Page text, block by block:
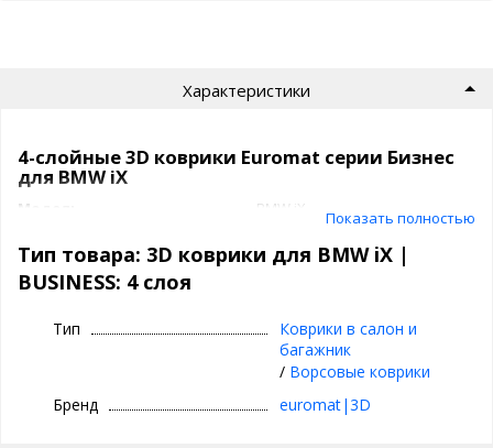
Характеристики
4-слойные 3D коврики Euromat серии Бизнес
для BMW iX
Модель
BMW iX
Класс
BUSINESS: 4 слоя
Подпятник
термопластик
Производитель
Коврики 3D|Euromat
⊕ объединяют лучшие качества резиновых и
текстильных ковриков
Показать полностью
Тип товара: 3D коврики для BMW iX |
BUSINESS: 4 слоя
Тип
Коврики в салон и
багажник
/ Ворсовые коврики
Бренд
euromat|3D